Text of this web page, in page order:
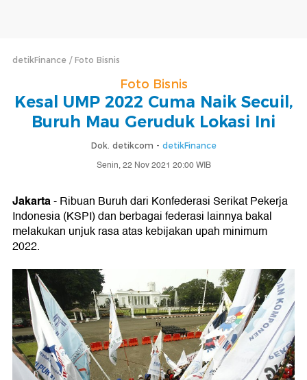
detikFinance Foto Bisnis
Foto Bisnis
Kesal UMP 2022 Cuma Naik Secuil,
Buruh Mau Geruduk Lokasi Ini
Dok. detikcom - detikFinance
Senin, 22 Nov 2021 20:00 WIB
Jakarta- Ribuan Buruh dari Konfederasi Serikat Pekerja
Indonesia (KSPI) dan berbagai federasi lainnya bakal
melakukan unjuk rasa atas kebijakan upah minimum
2022.